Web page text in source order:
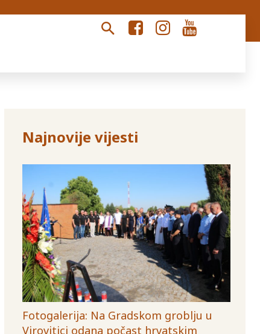
Najnovije vijesti
Fotogalerija: Na Gradskom groblju u
Virovitici odana počast hrvatskim